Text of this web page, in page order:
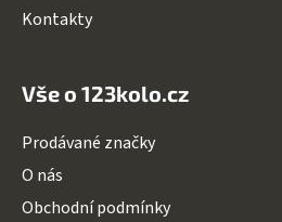
Kontakty
Vše o 123kolo.cz
Prodávané značky
O nás
Obchodní podmínky